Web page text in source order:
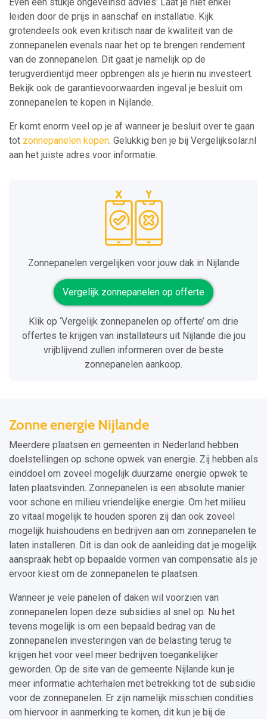
Even een stukje ongeveinsd advies: Laat je niet enkel
leiden door de prijs in aanschaf en installatie. Kijk
grotendeels ook even kritisch naar de kwaliteit van de
zonnepanelen evenals naar het op te brengen rendement
van de zonnepanelen. Dit gaat je namelijk op de
terugverdientijd meer opbrengen als je hierin nu investeert.
Bekijk ook de garantievoorwaarden ingeval je besluit om
zonnepanelen te kopen in Nijlande.
Er komt enorm veel op je af wanneer je besluit over te gaan
tot zonnepanelen kopen. Gelukkig ben je bij Vergelijksolar.nl
aan het juiste adres voor informatie.
Zonnepanelen vergelijken voor jouw dak in Nijlande
Vergelijk zonnepanelen op offerte
Klik op ‘Vergelijk zonnepanelen op offerte’ om drie
offertes te krijgen van installateurs uit Nijlande die jou
vrijblijvend zullen informeren over de beste
zonnepanelen aankoop.
Zonne energie Nijlande
Meerdere plaatsen en gemeenten in Nederland hebben
doelstellingen op schone opwek van energie. Zij hebben als
einddoel om zoveel mogelijk duurzame energie opwek te
laten plaatsvinden. Zonnepanelen is een absolute manier
voor schone en milieu vriendelijke energie. Om het milieu
zo vitaal mogelijk te houden sporen zij dan ook zoveel
mogelijk huishoudens en bedrijven aan om zonnepanelen te
laten installeren. Dit is dan ook de aanleiding dat je mogelijk
aanspraak hebt op bepaalde vormen van compensatie als je
ervoor kiest om de zonnepanelen te plaatsen.
Wanneer je vele panelen of daken wil voorzien van
zonnepanelen lopen deze subsidies al snel op. Nu het
tevens mogelijk is om een bepaald bedrag van de
zonnepanelen investeringen van de belasting terug te
krijgen het voor veel meer bedrijven toegankelijker
geworden. Op de site van de gemeente Nijlande kun je
meer informatie achterhalen met betrekking tot de subsidie
voor de zonnepanelen. Er zijn namelijk misschien condities
om hiervoor in aanmerking te komen, dit kun je bij de